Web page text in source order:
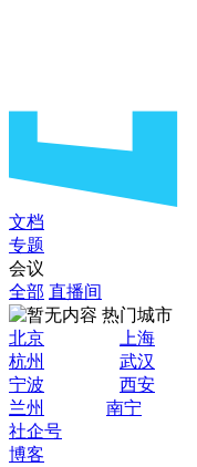
文档
专题
会议
全部 直播间
热门城市
北京
上海
杭州
武汉
宁波
西安
兰州
南宁
社企号
博客